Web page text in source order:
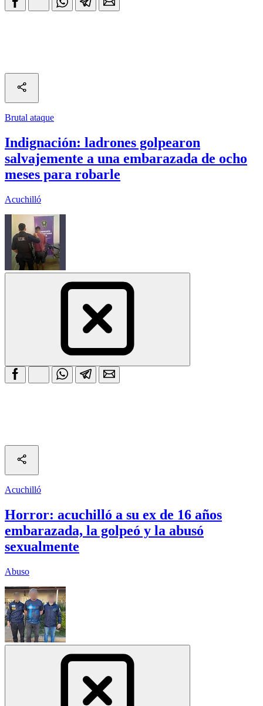
Brutal ataque
Indignación: ladrones golpearon
salvajemente a una embarazada de ocho
meses para robarle
Acuchilló
Acuchilló
Horror: acuchilló a su ex de 16 años
embarazada, la golpeó y la abusó
sexualmente
Abuso